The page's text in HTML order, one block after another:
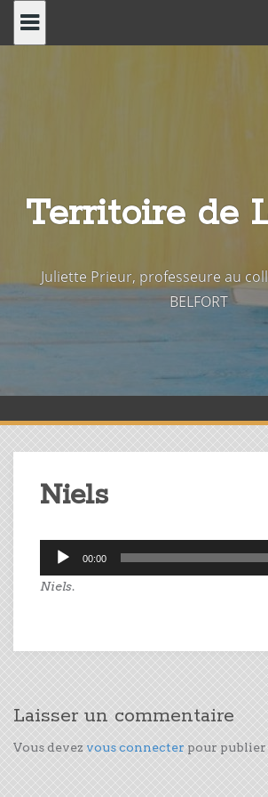
Territoire de
Juliette Prieur, professeure au
BELFORT
Niels
Lecteur
00:00
Niels.
Laisser un commentaire
Vous devez vous connecter pour